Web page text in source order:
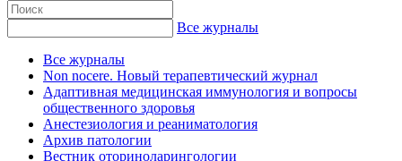
Все журналы
Все журналы
Non nocere. Новый терапевтический журнал
Адаптивная медицинская иммунология и вопросы
общественного здоровья
Анестезиология и реаниматология
Архив патологии
Вестник оториноларингологии